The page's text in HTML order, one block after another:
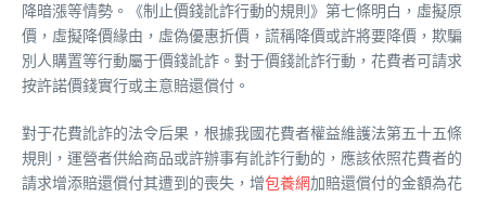
降暗漲等情勢。《制止價錢訛詐行動的規則》第七條明白，虛擬原
價，虛擬降價緣由，虛偽優惠折價，謊稱降價或許將要降價，欺騙
別人購置等行動屬于價錢訛詐。對于價錢訛詐行動，花費者可請求
按許諾價錢實行或主意賠還償付。
對于花費訛詐的法令后果，根據我國花費者權益維護法第五十五條
規則，運營者供給商品或許辦事有訛詐行動的，應該依照花費者的
請求增添賠還償付其遭到的喪失，增包養網加賠還償付的金額為花